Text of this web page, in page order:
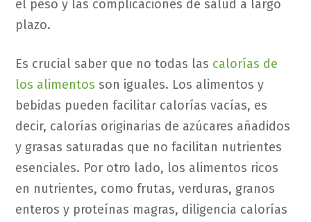
el peso y las complicaciones de salud a largo
plazo.
Es crucial saber que no todas las calorías de
los alimentos son iguales. Los alimentos y
bebidas pueden facilitar calorías vacías, es
decir, calorías originarias de azúcares añadidos
y grasas saturadas que no facilitan nutrientes
esenciales. Por otro lado, los alimentos ricos
en nutrientes, como frutas, verduras, granos
enteros y proteínas magras, diligencia calorías